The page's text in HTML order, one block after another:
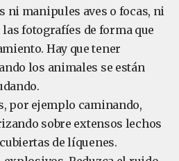
ni manipules aves o focas, ni
las fotografíes de forma que
Hay que tener
los animales se están
por ejemplo caminando,
sobre extensos lechos
de líquenes.